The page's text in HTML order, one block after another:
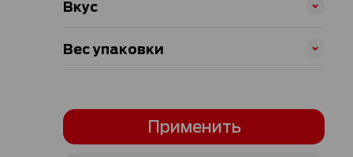
Вкус
Вес упаковки
Применить